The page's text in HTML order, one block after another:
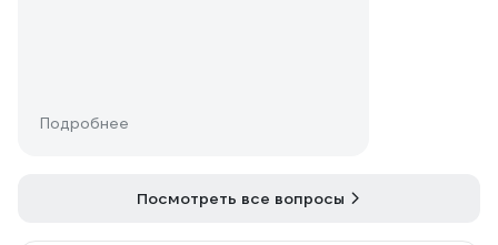
Подробнее
Посмотреть все вопросы